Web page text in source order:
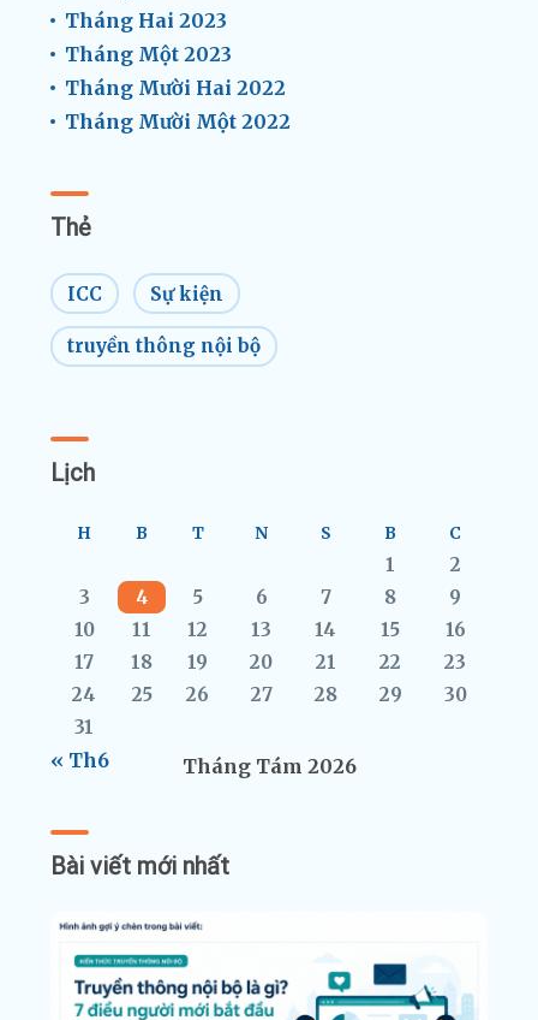
Tháng Hai 2023
Tháng Một 2023
Tháng Mười Hai 2022
Tháng Mười Một 2022
Thẻ
ICC Sự kiện
truyền thông nội bộ
Lịch
Tháng Tám 2026
H B T N S B C
1
2
3
4 5 6 7 8
9
10
11 12 13 14 15
16
17
18 19 20 21 22
23
24
25 26 27 28 29
30
31
« Th6
Bài viết mới nhất